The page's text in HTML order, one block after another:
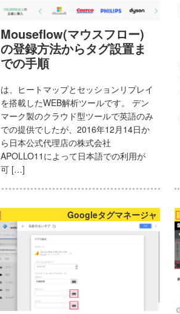
Mouseflow(マウスフロー)
の登録方法からタグ設置ま
での手順
は、ヒートマップとセッションリプレイ
を搭載したWEB解析ツールです。 デン
マーク製のクラウド型ツールで英語のみ
での提供でしたが、2016年12月14日か
ら日本公式代理店の株式会社
APOLLO11によって日本語での利用が
可 […]
Googleタグマネージャ